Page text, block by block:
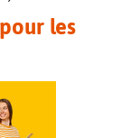
pour les